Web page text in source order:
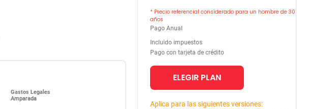
Gastos Legales
Amparada
* Precio referencial considerado para un hombre de 30
años
Pago Anual
Incluido impuestos
Pago con tarjeta de crédito
ELEGIR PLAN
Aplica para las siguientes versiones: